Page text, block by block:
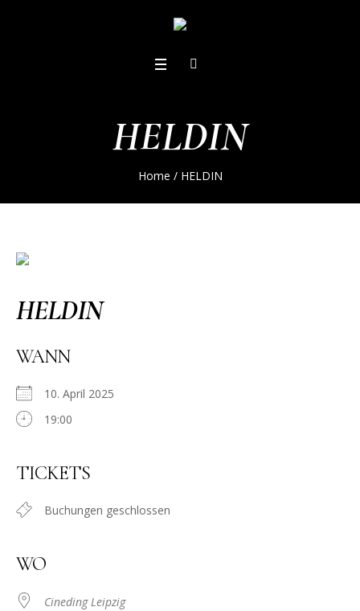
HELDIN
Home / HELDIN
HELDIN
WANN
10. April 2025
19:00
TICKETS
Buchungen geschlossen
WO
Cineding Leipzig